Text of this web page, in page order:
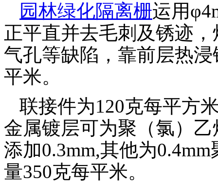
园林绿化隔离栅运用
正平直并去毛刺及锈迹
气孔等缺陷，靠前层热
平米。
联接件为120克每平方
金属镀层可为聚（氯）
添加0.3mm,其他为
量350克每平米。